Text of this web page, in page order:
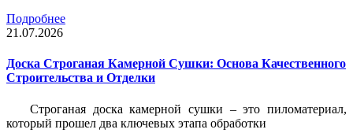
Подробнее
21.07.2026
Доска Строганая Камерной Сушки: Основа Качественного
Строительства и Отделки
Строганая доска камерной сушки – это пиломатериал,
который прошел два ключевых этапа обработки